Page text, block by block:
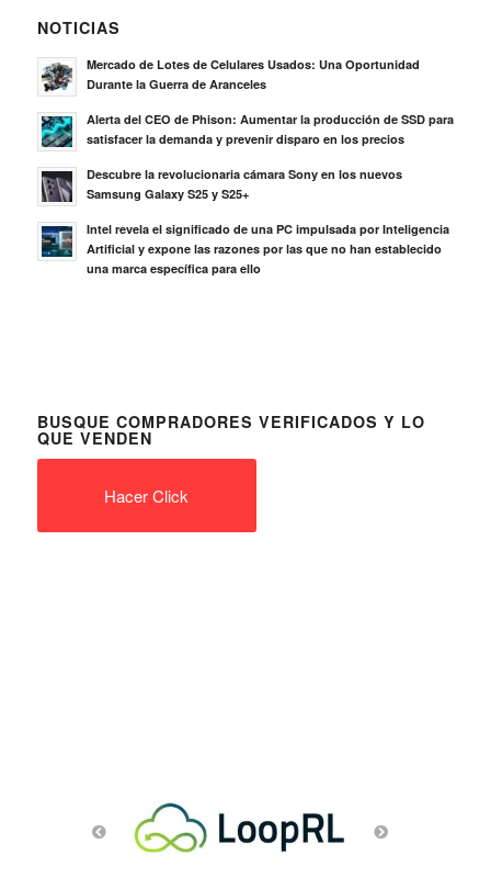
NOTICIAS
Mercado de Lotes de Celulares Usados: Una Oportunidad
Durante la Guerra de Aranceles
Alerta del CEO de Phison: Aumentar la producción de SSD para
satisfacer la demanda y prevenir disparo en los precios
Descubre la revolucionaria cámara Sony en los nuevos
Samsung Galaxy S25 y S25+
Intel revela el significado de una PC impulsada por Inteligencia
Artificial y expone las razones por las que no han establecido
una marca específica para ello
BUSQUE COMPRADORES VERIFICADOS Y LO
QUE VENDEN
Hacer Click